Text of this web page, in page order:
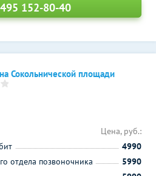
152-80-40
Сокольнической площади
Цена, руб.:
4990
отдела позвоночника
5990